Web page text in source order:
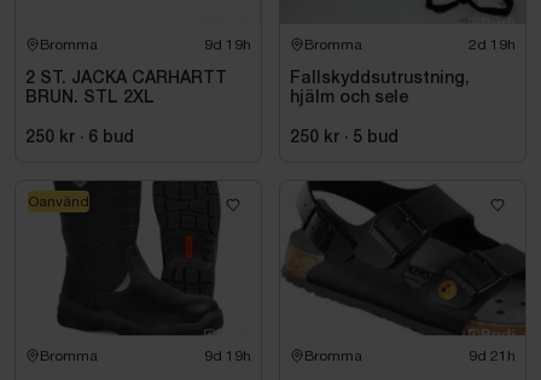
Bromma 9d 19h
2 ST. JACKA CARHARTT
BRUN. STL 2XL
250 kr · 6 bud
Bromma 2d 19h
Fallskyddsutrustning,
hjälm och sele
250 kr · 5 bud
Bromma 9d 19h
Oanvänd
Bromma 9d 21h